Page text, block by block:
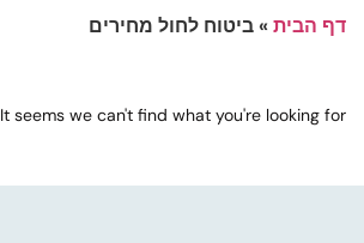
דף הבית»ביטוח לחול מחירים
It seems we can't find what you're looking for.